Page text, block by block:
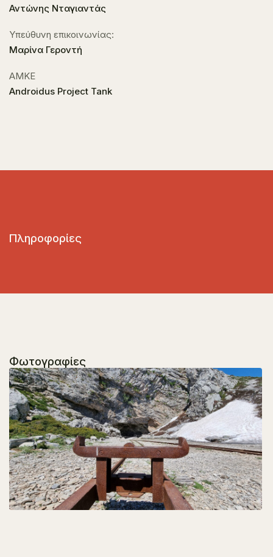
Αντώνης Νταγιαντάς
Υπεύθυνη επικοινωνίας:
Μαρίνα Γεροντή
ΑΜΚΕ
Androidus Project Tank
Πληροφορίες
Φωτογραφίες